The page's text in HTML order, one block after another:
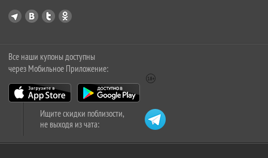
Все наши купоны доступны
через Мобильное Приложение:
Ищите скидки поблизости,
не выходя из чата: